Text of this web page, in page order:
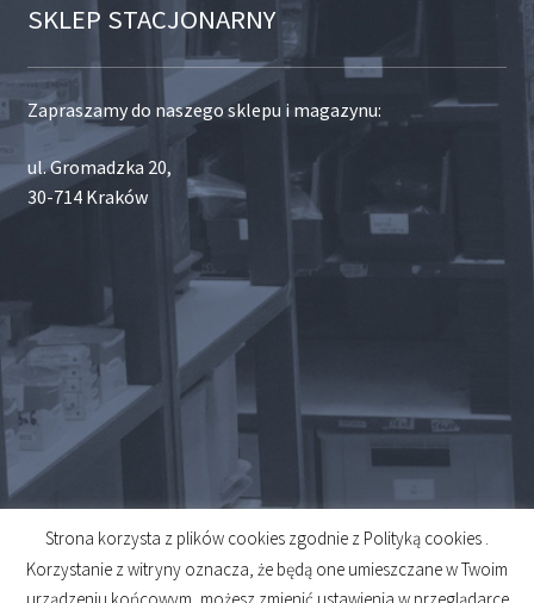
SKLEP STACJONARNY
Zapraszamy do naszego sklepu i magazynu:
ul. Gromadzka 20,
30-714 Kraków
© 2026
Created byMidero
Strona korzysta z plików cookies zgodnie z Polityką cookies .
Korzystanie z witryny oznacza, że będą one umieszczane w Twoim